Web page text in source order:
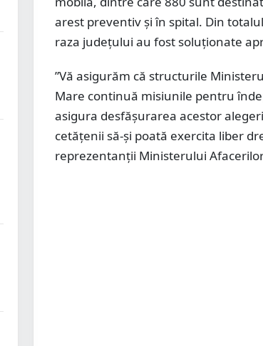
arest preventiv și în spital. Din
raza județului au fost soluționate
”Vă asigurăm că structurile
Mare continuă misiunile pentru
asigura desfășurarea acestor
cetățenii să-și poată exercita liber
reprezentanții Ministerului